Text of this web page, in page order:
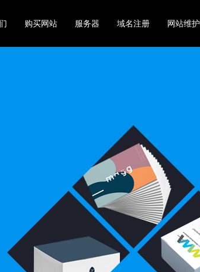
购买网站 服务器 域名注册 网站维护